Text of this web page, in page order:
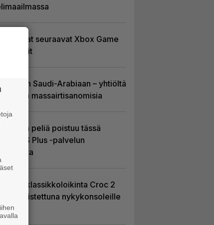
ovat seuraavat Xbox Game
-pelit
myytiin Saudi-Arabiaan – yhtiöltä
massairtisanomisia
peliä poistuu tässä
PS Plus -palvelun
ajan klassikkoloikinta Croc 2
uudistettuna nykykonsoleille